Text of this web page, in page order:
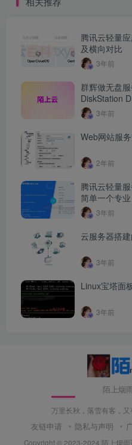
腾讯云轻量
及横向对比
3年前
群辉做无盘
DiskStation
3年前
Web网站服
2年前
腾讯云轻量
简单一个专业
3年前
云服务器搭
3年前
Linux宝塔面
3年前
陌上烟
万里长秋，落雪有客，
友链申请 隐私与声明
Copyright © 2023-2024 陌上烟雨